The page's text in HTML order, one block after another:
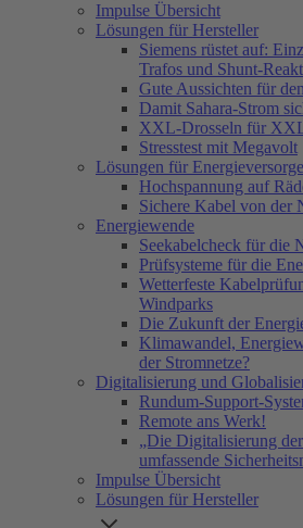
Impulse Übersicht
Lösungen für Hersteller
Siemens rüstet auf:
Trafos und Shunt-
Gute Aussichten für
Damit Sahara-Strom
XXL-Drosseln für
Stresstest mit Megavolt
Lösungen für
Hochspannung auf
Sichere Kabel von der
Energiewende
Seekabelcheck für die
Prüfsysteme für die
Wetterfeste
Windparks
Die Zukunft der
Klimawandel,
der Stromnetze?
Digitalisierung und
Rundum-Support-
Remote ans Werk!
„Die Digitalisierung
umfassende
Impulse Übersicht
Lösungen für Hersteller